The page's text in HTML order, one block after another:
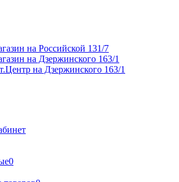
на Российской 131/7
на Дзержинского 163/1
на Дзержинского 163/1
0